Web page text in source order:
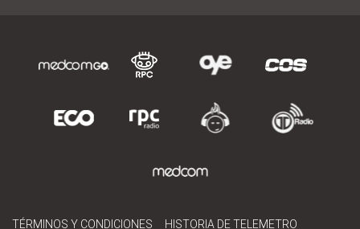
TÉRMINOS Y CONDICIONES HISTORIA DE TELEMETRO